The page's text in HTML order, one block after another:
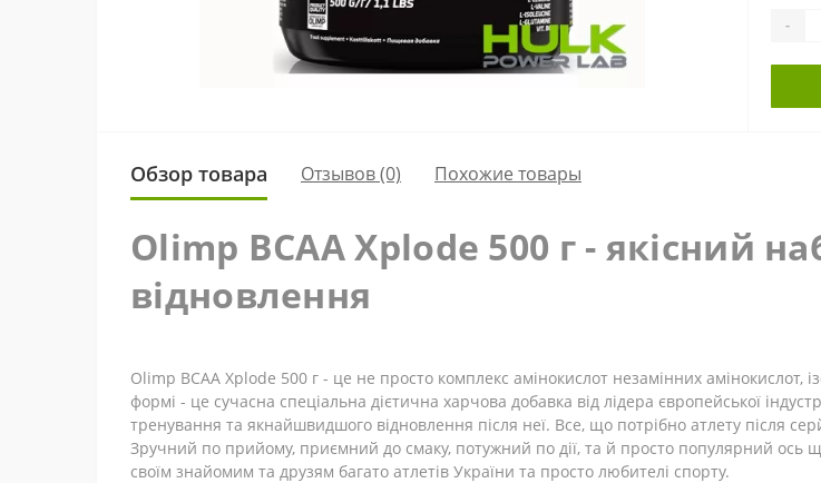
-
Обзор товара Отзывов (0) Похожие товары
Olimp BCAA Xplode 500 г - якісний
відновлення
Olimp BCAA Xplode 500 г - це не просто комплекс амінокислот незамінних амінокислот,
формі - це сучасна спеціальна дієтична харчова добавка від лідера європейської
тренування та якнайшвидшого відновлення після неї. Все, що потрібно атлету після
Зручний по прийому, приємний до смаку, потужний по дії, та й просто популярний ось
своїм знайомим та друзям багато атлетів України та просто любителі спорту.